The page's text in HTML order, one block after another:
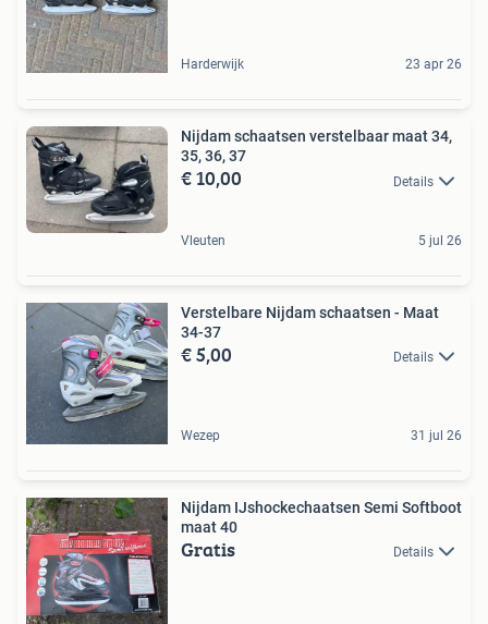
Harderwijk 23 apr 26
Nijdam schaatsen verstelbaar maat 34,
35, 36, 37
€ 10,00 Details
Vleuten 5 jul 26
Verstelbare Nijdam schaatsen - Maat
34-37
€ 5,00 Details
Wezep 31 jul 26
Nijdam IJshockechaatsen Semi Softboot
maat 40
Gratis Details